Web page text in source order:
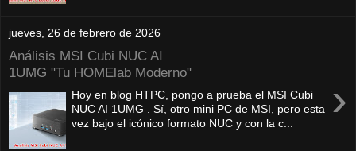
jueves, 26 de febrero de 2026
Análisis MSI Cubi NUC AI
1UMG "Tu HOMElab Moderno"
›
Hoy en blog HTPC, pongo a prueba el MSI Cubi
NUC AI 1UMG . Sí, otro mini PC de MSI, pero esta
vez bajo el icónico formato NUC y con la c...